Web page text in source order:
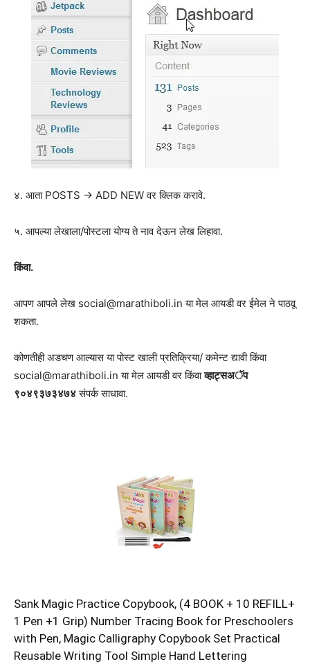
४. आता POSTS -> ADD NEW वर क्लिक करावे.
५. आपल्या लेखाला/पोस्टला योग्य ते नाव देऊन लेख लिहावा.
किंवा.
आपण आपले लेख social@marathiboli.in या मेल आयडी वर ईमेल ने पाठवू
शकता.
कोणतीही अडचण आल्यास या पोस्ट खाली प्रतिक्रिया/ कमेन्ट द्यावी किंवा
social@marathiboli.in या मेल आयडी वर किंवाव्हाट्सअॅप
९०४९३७३४७४संपर्क साधावा.
Sank Magic Practice Copybook, (4 BOOK + 10 REFILL+
1 Pen +1 Grip) Number Tracing Book for Preschoolers
with Pen, Magic Calligraphy Copybook Set Practical
Reusable Writing Tool Simple Hand Lettering